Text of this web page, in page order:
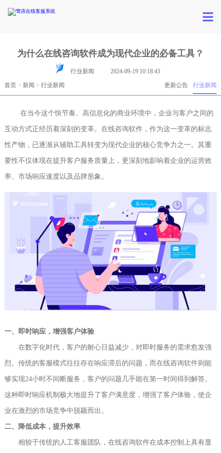
为什么在线咨询软件成为现代企业的必备工具？
行业新闻
2024-09-19 10:18:43
行业新闻
更新公告
首页> 新闻 > 行业新闻
在当今这个快节奏、高信息化的商业环境中，企业与客户之间的
互动方式正经历着深刻的变革。在线咨询软件，作为这一变革的标志
性产物，已逐渐从辅助工具转变为现代企业的核心竞争力之一。其重
要性不仅体现在提升客户服务质量上，更深刻地影响着企业的运营效
率、市场响应速度以及品牌形象。
一、即时响应，增强客户体验
在数字化时代，客户的耐心日益减少，对即时服务的需求愈发强
烈。传统的客服模式往往存在响应滞后的问题，而在线咨询软件则能
够实现24小时不间断服务，客户的问题几乎能在第一时间得到解答。
这种即时响应机制极大地提升了客户满意度，增强了客户体验，使企
业在激烈的市场竞争中脱颖而出。
二、降低成本，提升效率
相较于传统的人工客服团队，在线咨询软件在成本控制上具有显